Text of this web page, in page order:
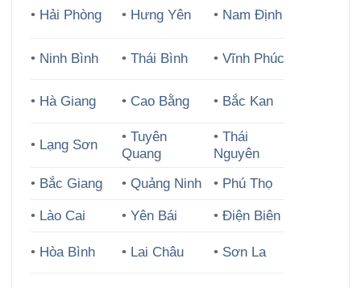
• Hải Phòng • Hưng Yên • Nam Định
• Ninh Bình • Thái Bình •Vĩnh Phúc
• Hà Giang • Cao Bằng •Bắc Kan
• Lạng Sơn
• Tuyên
Quang
• Thái
Nguyên
• Bắc Giang • Quảng Ninh • Phú Thọ
• Lào Cai • Yên Bái • Điện Biên
• Hòa Bình •Lai Châu •Sơn La